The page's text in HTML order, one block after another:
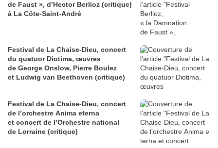
de Faust », d’Hector Berlioz (critique)
à La Côte‑Saint‑André
Festival de La Chaise-Dieu, concert
du quatuor Diotima, œuvres
de George Onslow, Pierre Boulez
et Ludwig van Beethoven (critique)
Festival de La Chaise-Dieu, concert
de l’orchestre Anima eterna
et concert de l’Orchestre national
de Lorraine (critique)